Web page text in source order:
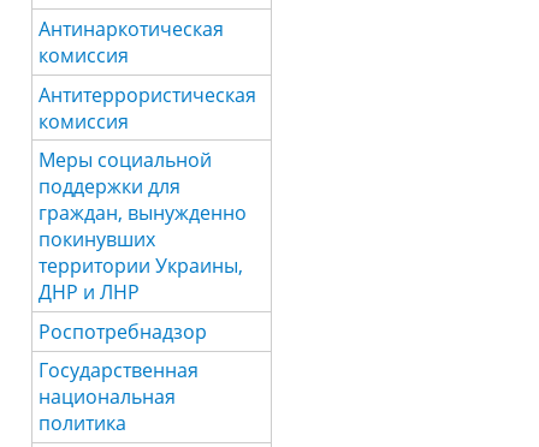
Антинаркотическая
комиссия
Антитеррористическая
комиссия
Меры социальной
поддержки для
граждан, вынужденно
покинувших
территории Украины,
ДНР и ЛНР
Роспотребнадзор
Государственная
национальная
политика